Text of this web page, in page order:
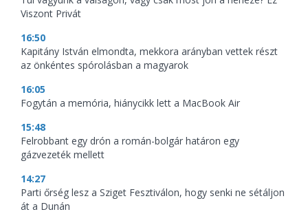
Viszont Privát
16:50
Kapitány István elmondta, mekkora arányban vettek részt
az önkéntes spórolásban a magyarok
16:05
Fogytán a memória, hiánycikk lett a MacBook Air
15:48
Felrobbant egy drón a román-bolgár határon egy
gázvezeték mellett
14:27
Parti őrség lesz a Sziget Fesztiválon, hogy senki ne sétáljon
át a Dunán